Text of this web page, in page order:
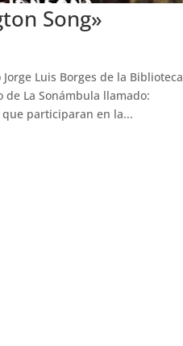
Song»
Luis Borges de la Biblioteca
de La Sonámbula llamado:
participaran en la...